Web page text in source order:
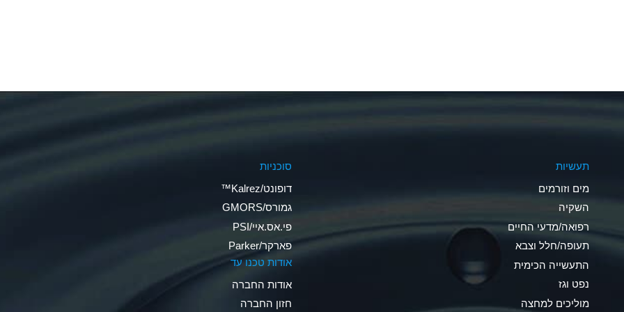
A
B
A
תעשיות
מים וזורמים
השקיה
רפואה/מדעי החיים
תעופה/חלל וצבא
התעשייה הכימית
נפט וגז
מוליכים למחצה
סוכניות
דופונט/Kalrez™
גמורס/GMORS
פי.אס.איי/PSI
פארקר/Parker
אודות טכנו עד
אודות החברה
חזון החברה